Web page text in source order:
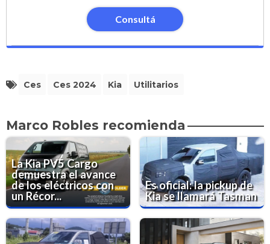
Consultá
Ces Ces 2024 Kia Utilitarios
Marco Robles recomienda
La Kia PV5 Cargo
demuestra el avance
de los eléctricos con
un Récor...
Es oficial: la pickup de
Kia se llamará Tasman